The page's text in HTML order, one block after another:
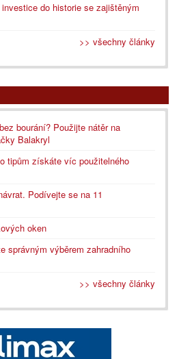
do historie se zajištěným
>> všechny články
bourání? Použijte nátěr na
Balakryl
tipům získáte víc použitelného
Podívejte se na 11
oken
správným výběrem zahradního
>> všechny články